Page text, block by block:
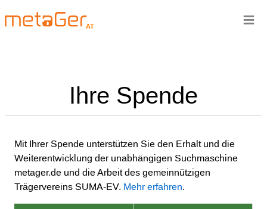
AT
Ihre Spende
Mit Ihrer Spende unterstützen Sie den Erhalt und die
Weiterentwicklung der unabhängigen Suchmaschine
metager.de und die Arbeit des gemeinnützigen
Trägervereins SUMA-EV. Mehr erfahren.
≡